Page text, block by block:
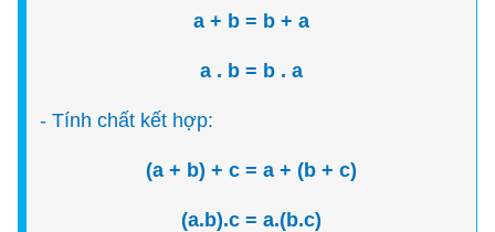
a + b = b + a
a . b = b . a
- Tính chất kết hợp:
(a + b) + c = a + (b + c)
(a.b).c = a.(b.c)